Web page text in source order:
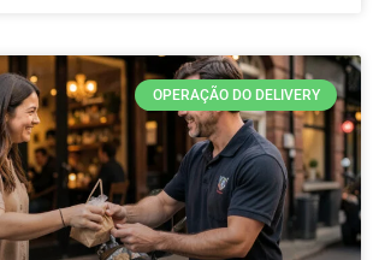
OPERAÇÃO DO DELIVERY